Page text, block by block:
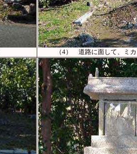
（4） 道路に面して、ミ